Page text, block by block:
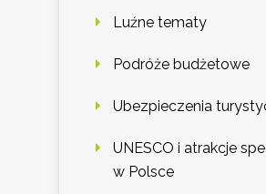
Luźne tematy
Podróże budżetowe
Ubezpieczenia
UNESCO i atrakcje
w Polsce